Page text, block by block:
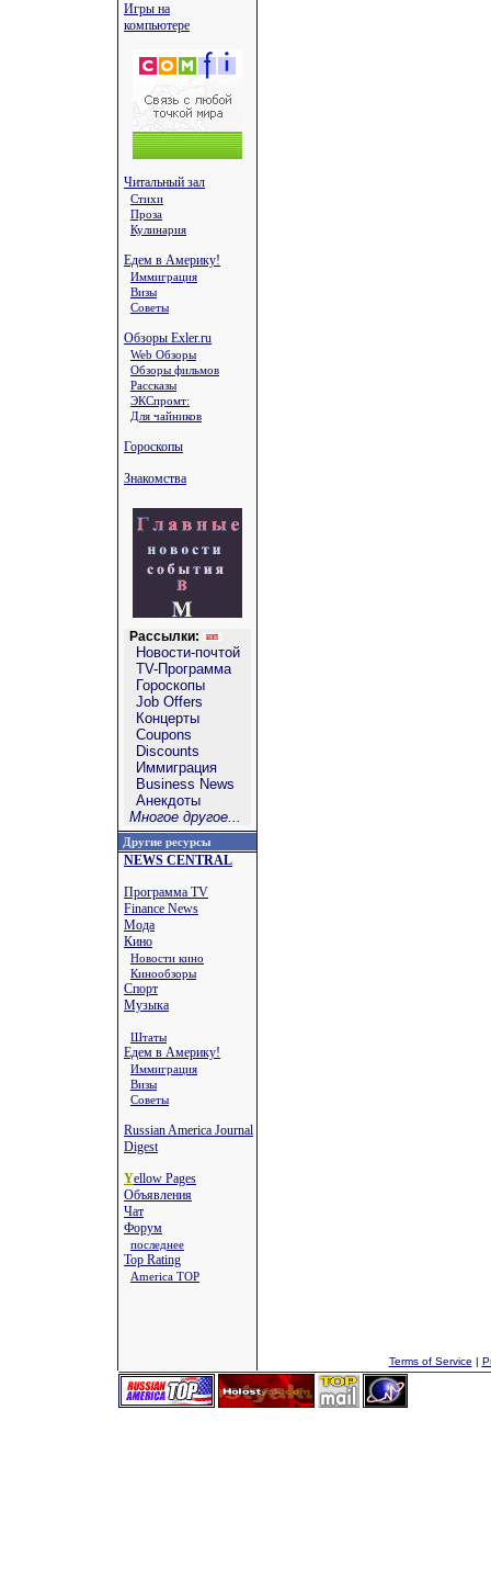
Игры на
компьютере
Читальный зал
Стихи
Проза
Кулинария
Едем в Америку!
Иммиграция
Визы
Советы
Обзоры Exler.ru
Web Обзоры
Обзоры фильмов
Рассказы
ЭКСпромт:
Для чайников
Гороскопы
Знакомства
Рассылки:
Новости-почтой
TV-Программа
Гороскопы
Job Offers
Концерты
Coupons
Discounts
Иммиграция
Business News
Анекдоты
Многое другое...
Другие ресурсы
NEWS CENTRAL
Программа TV
Finance News
Мода
Кино
Новости кино
Кинообзоры
Спорт
Музыка
Штаты
Едем в Америку!
Иммиграция
Визы
Советы
Russian America Journal
Digest
Yellow Pages
Объявления
Чат
Форум
последнее
Top Rating
America TOP
Terms of Service |